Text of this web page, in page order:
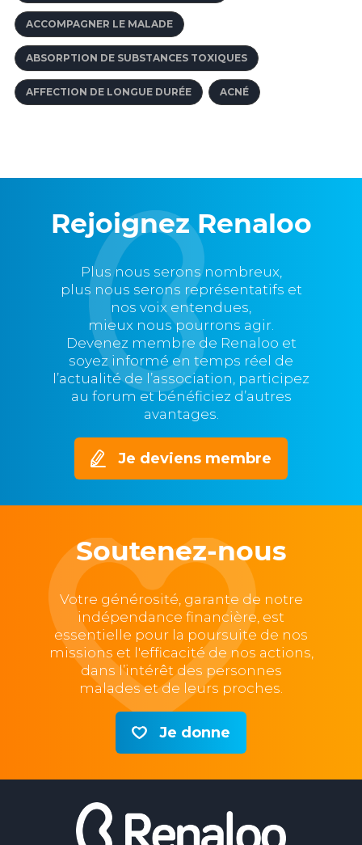
ACCOMPAGNER LE MALADE
ABSORPTION DE SUBSTANCES TOXIQUES
AFFECTION DE LONGUE DURÉE ACNÉ
Rejoignez Renaloo
Plus nous serons nombreux,
plus nous serons représentatifs et
nos voix entendues,
mieux nous pourrons agir.
Devenez membre de Renaloo et
soyez informé en temps réel de
l’actualité de l’association, participez
au forum et bénéficiez d’autres
avantages.
Je deviens membre
Soutenez-nous
Votre générosité, garante de notre
indépendance financière, est
essentielle pour la poursuite de nos
missions et l'efficacité de nos actions,
dans l’intérêt des personnes
malades et de leurs proches.
Je donne